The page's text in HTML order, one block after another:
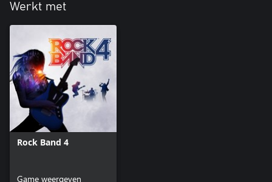
Werkt met
Rock Band 4
Game weergeven